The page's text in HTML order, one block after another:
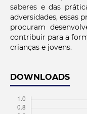
saberes e das
adversidades, essas
procuram
contribuir para a
crianças e jovens.
DOWNLOADS